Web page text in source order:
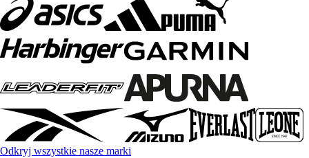
Odkryj wszystkie nasze marki